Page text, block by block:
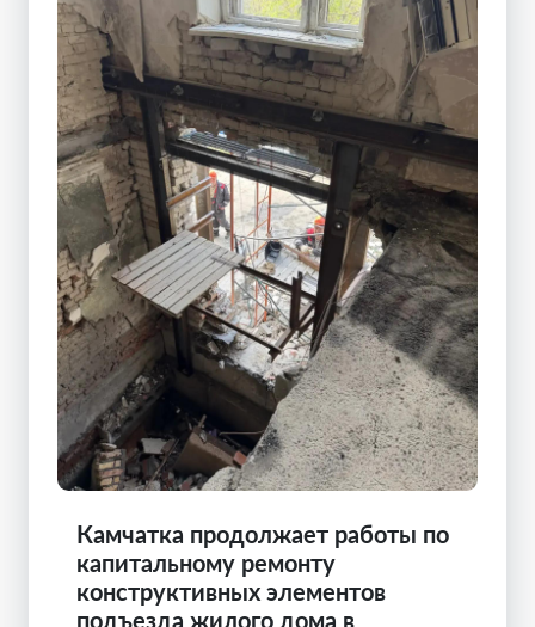
Камчатка продолжает работы по
капитальному ремонту
конструктивных элементов
подъезда жилого дома в